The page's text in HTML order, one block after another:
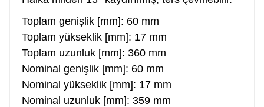
Toplam genişlik [mm]: 60 mm
Toplam yükseklik [mm]: 17 mm
Toplam uzunluk [mm]: 360 mm
Nominal genişlik [mm]: 60 mm
Nominal yükseklik [mm]: 17 mm
Nominal uzunluk [mm]: 359 mm